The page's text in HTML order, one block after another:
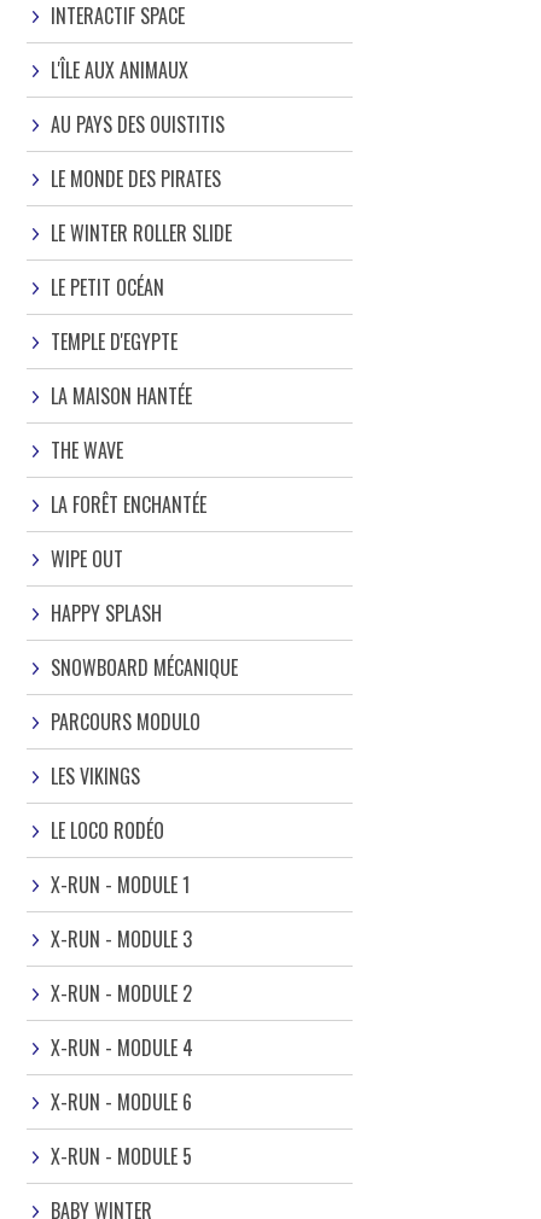
INTERACTIF SPACE
L'ÎLE AUX ANIMAUX
AU PAYS DES OUISTITIS
LE MONDE DES PIRATES
LE WINTER ROLLER SLIDE
LE PETIT OCÉAN
TEMPLE D'EGYPTE
LA MAISON HANTÉE
THE WAVE
LA FORÊT ENCHANTÉE
WIPE OUT
HAPPY SPLASH
SNOWBOARD MÉCANIQUE
PARCOURS MODULO
LES VIKINGS
LE LOCO RODÉO
X-RUN - MODULE 1
X-RUN - MODULE 3
X-RUN - MODULE 2
X-RUN - MODULE 4
X-RUN - MODULE 6
X-RUN - MODULE 5
BABY WINTER